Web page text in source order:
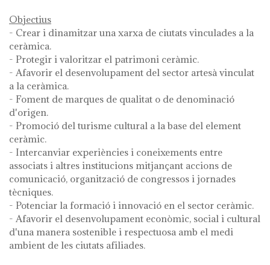
Objectius
- Crear i dinamitzar una xarxa de ciutats vinculades a la
ceràmica.
- Protegir i valoritzar el patrimoni ceràmic.
- Afavorir el desenvolupament del sector artesà vinculat
a la ceràmica.
- Foment de marques de qualitat o de denominació
d'origen.
- Promoció del turisme cultural a la base del element
ceràmic.
- Intercanviar experiències i coneixements entre
associats i altres institucions mitjançant accions de
comunicació, organització de congressos i jornades
tècniques.
- Potenciar la formació i innovació en el sector ceràmic.
- Afavorir el desenvolupament econòmic, social i cultural
d'una manera sostenible i respectuosa amb el medi
ambient de les ciutats afiliades.